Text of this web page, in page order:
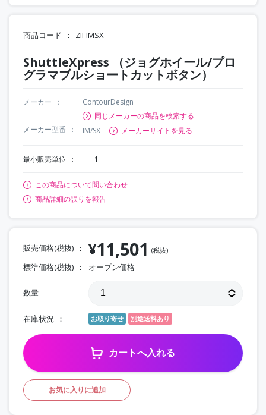
商品コード ZII-IMSX
ShuttleXpress （ジョグホイール/プロ
グラマブルショートカットボタン）
メーカー
ContourDesign
同じメーカーの商品を検索する
メーカー型番
IM/SX メーカーサイトを見る
最小販売単位 1
この商品について問い合わせ
商品詳細の誤りを報告
販売価格(税抜) ¥11,501 (税抜)
標準価格(税抜) オープン価格
数量
在庫状況 お取り寄せ 別途送料あり
カートへ入れる
お気に入りに追加